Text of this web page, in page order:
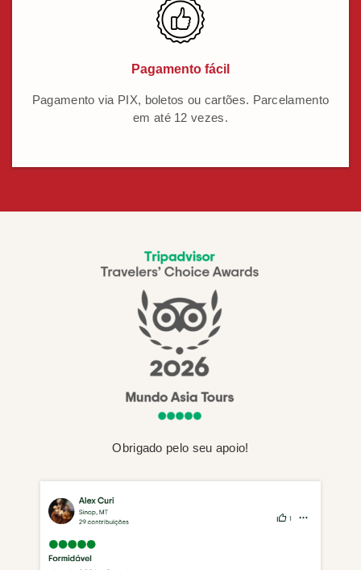
Pagamento fácil
Pagamento via PIX, boletos ou cartões. Parcelamento
em até 12 vezes.
Obrigado pelo seu apoio!